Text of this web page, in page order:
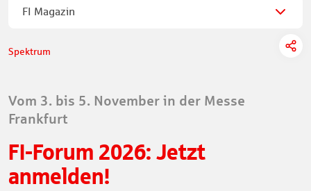
FI Magazin
Spektrum
Vom 3. bis 5. November in der Messe
Frankfurt
FI-Forum 2026: Jetzt
anmelden!